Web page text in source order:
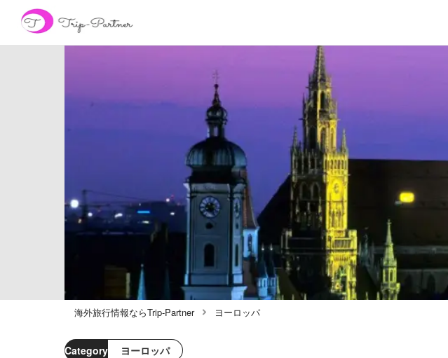
海外旅行情報ならTrip-Partner ヨーロッパ
Category ヨーロッパ